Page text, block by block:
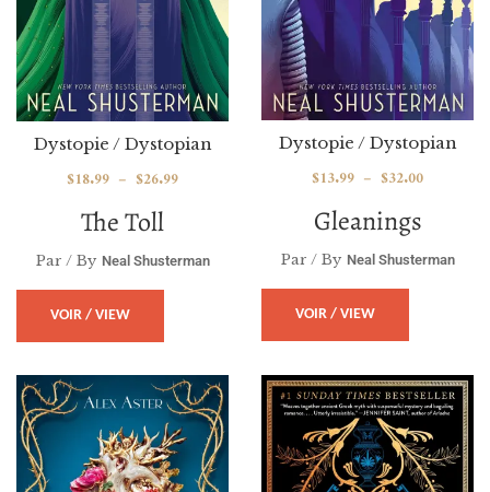
The Toll
Dystopie / Dystopian
$18.99 – $26.99
Par / By Neal Shusterman
VOIR / VIEW
Gleanings
Dystopie / Dystopian
$13.99 – $32.00
Par / By Neal Shusterman
VOIR / VIEW